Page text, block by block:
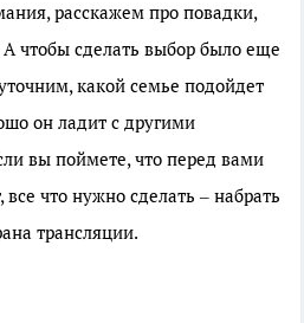
расскажем про повадки,
А чтобы сделать выбор было еще
какой семье подойдет
он ладит с другими
вы поймете, что перед вами
что нужно сделать – набрать
трансляции.